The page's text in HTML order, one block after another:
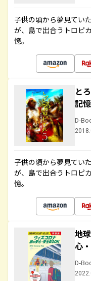
子供の頃から夢見てい
が、島で出合うトロピ
憶。
と
記
D-
子供の頃から夢見てい
が、島で出合うトロピ
憶。
地
心
D-